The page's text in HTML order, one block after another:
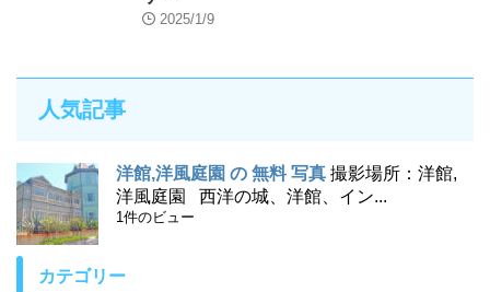
2025/1/9
人気記事
洋館,洋風庭園 の 無料 写真 撮影場所：洋館,
洋風庭園 西洋の城、洋館、イン...
1件のビュー
カテゴリー